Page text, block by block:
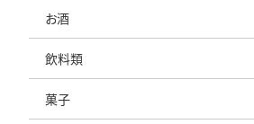
お酒
飲料類
菓子